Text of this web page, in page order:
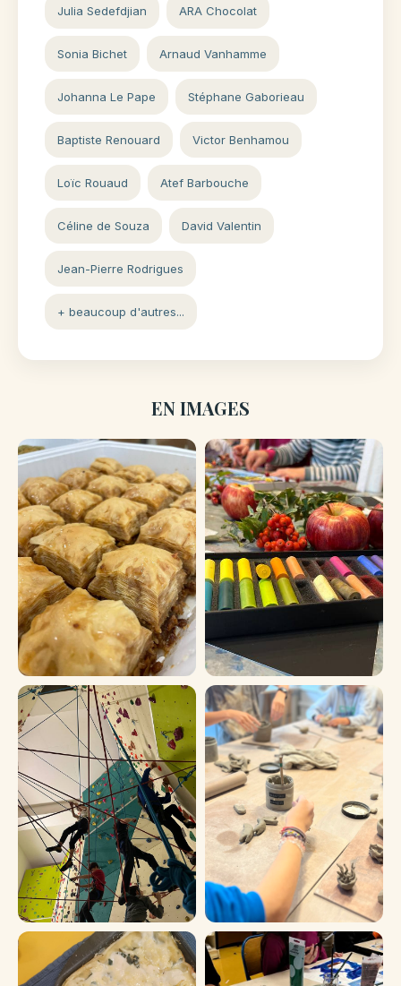
Julia Sedefdjian ARA Chocolat
Sonia Bichet Arnaud Vanhamme
Johanna Le Pape Stéphane Gaborieau
Baptiste Renouard Victor Benhamou
Loïc Rouaud Atef Barbouche
Céline de Souza David Valentin
Jean-Pierre Rodrigues
+ beaucoup d'autres...
EN IMAGES